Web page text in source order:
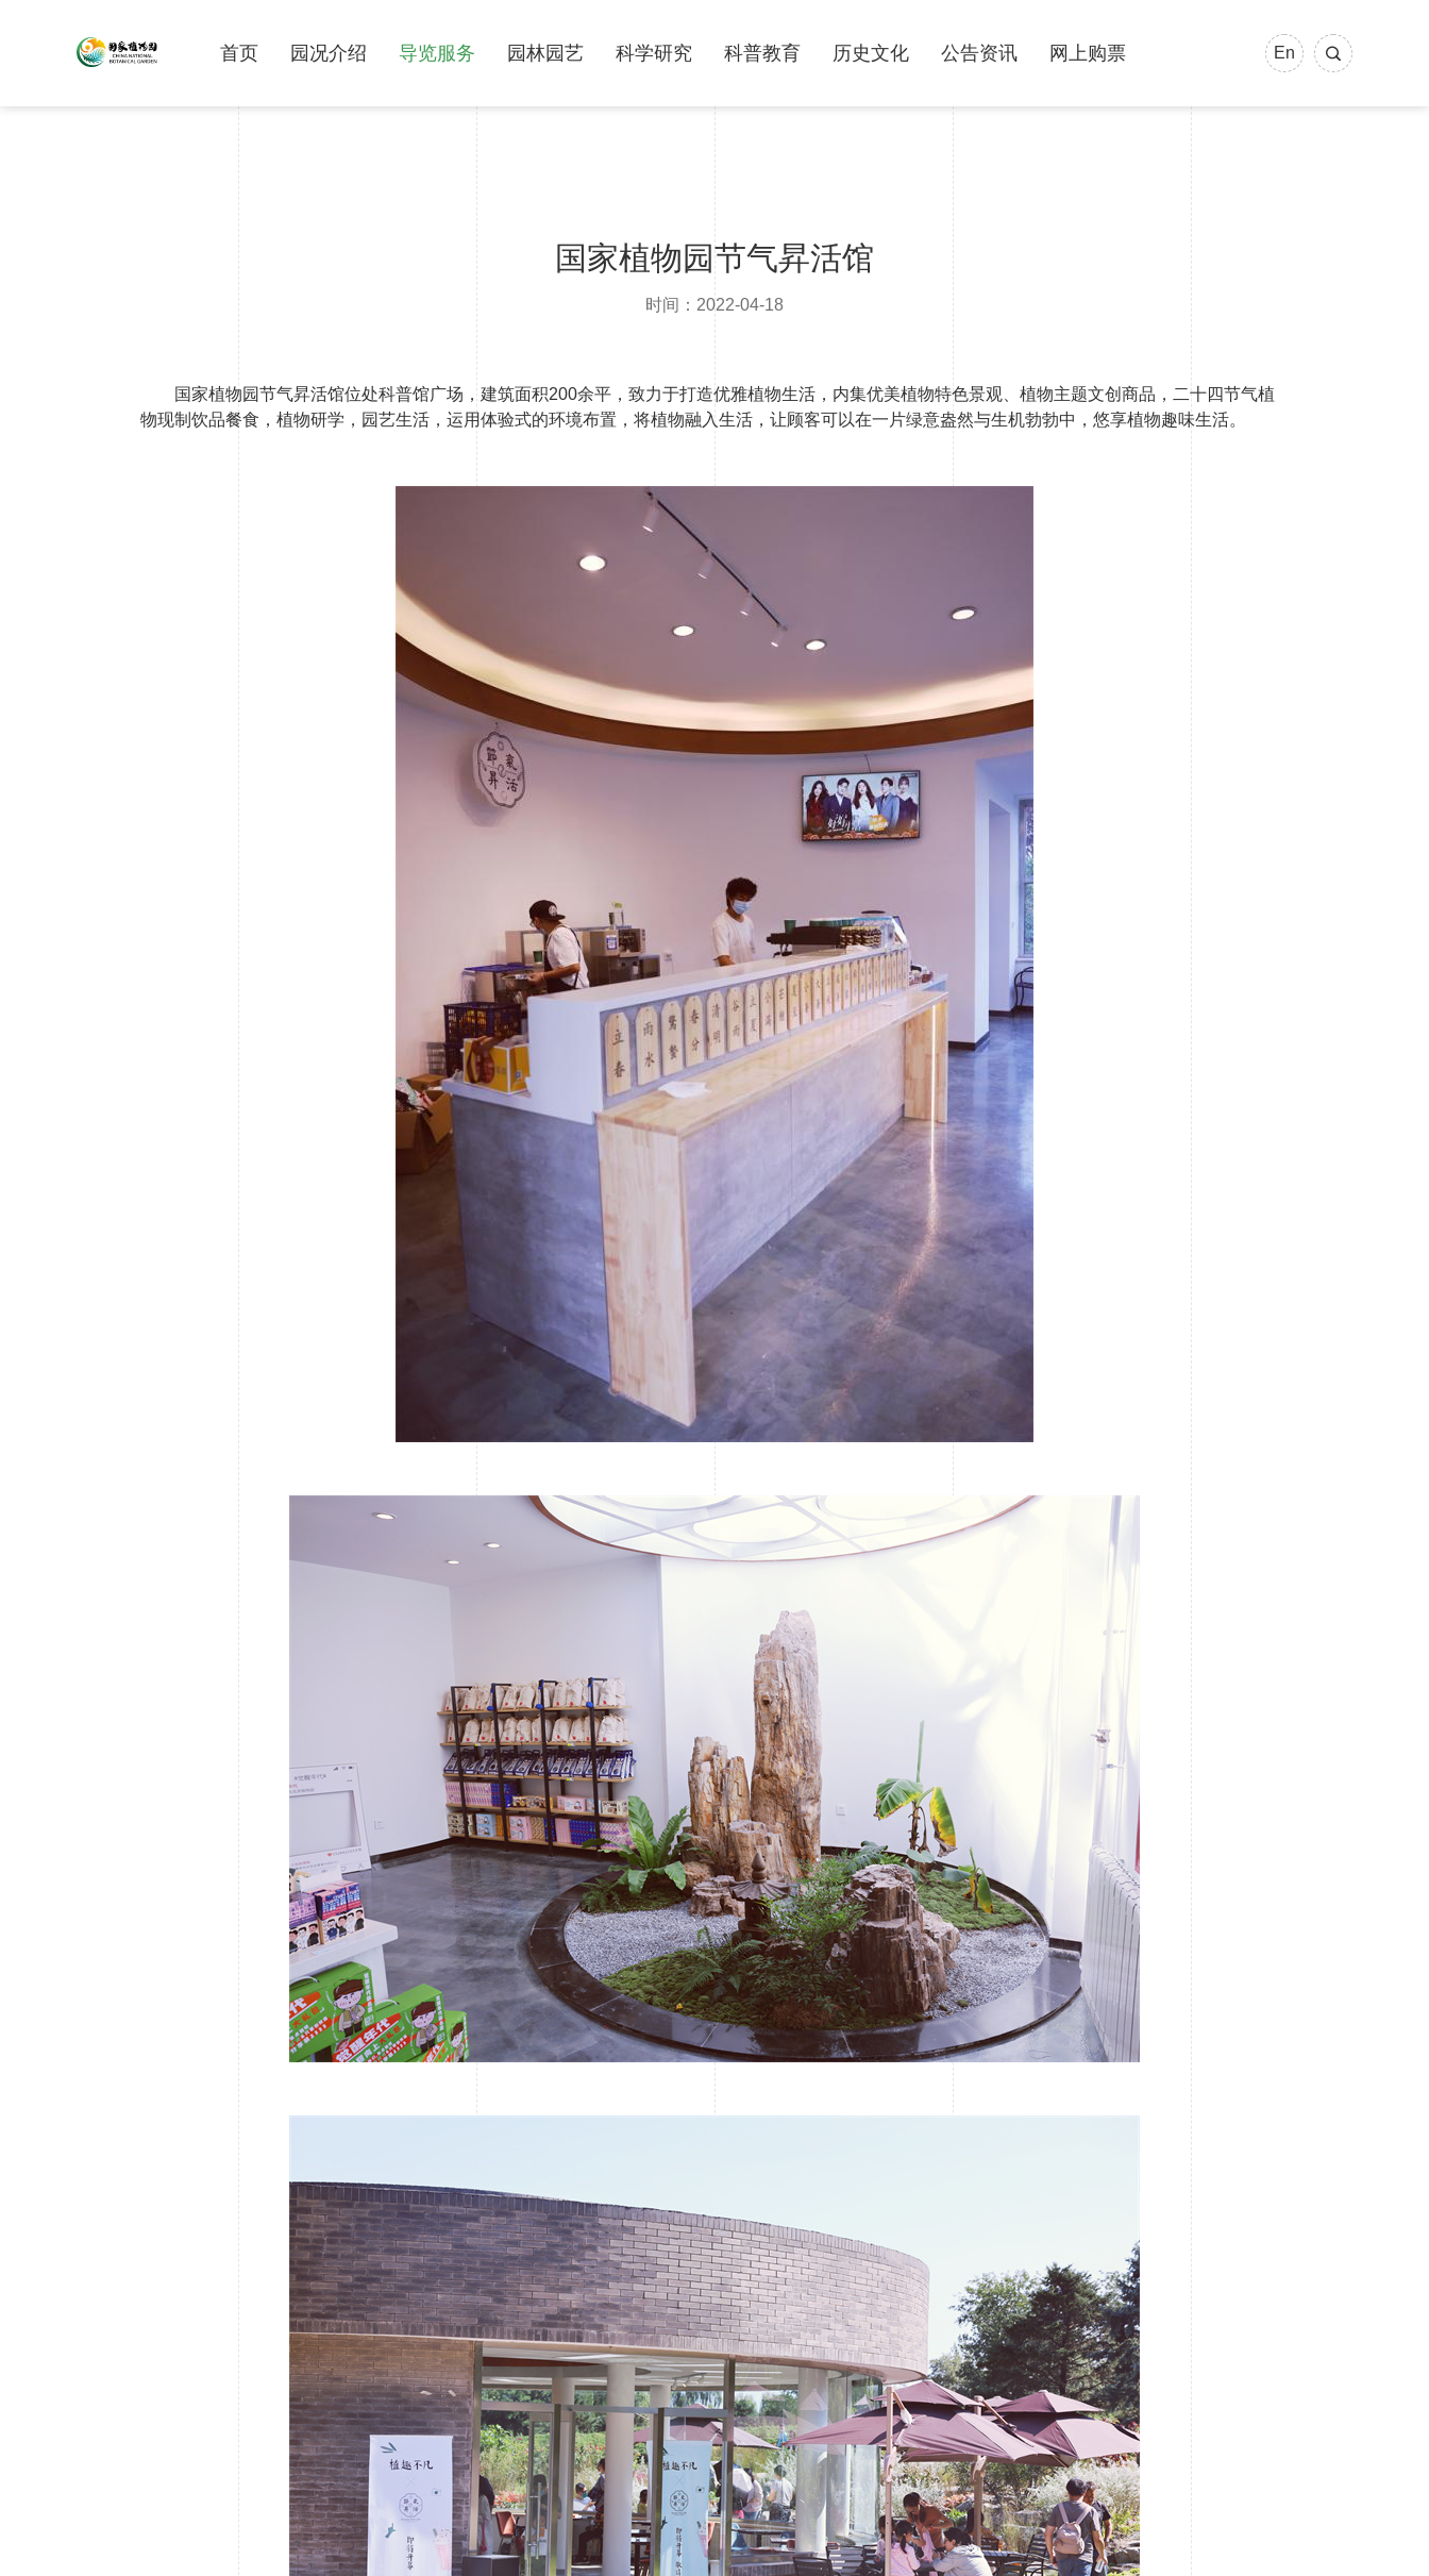
En
首页 园况介绍 导览服务 园林园艺 科学研究 科普教育 历史文化 公告资讯 网上购票
国家植物园节气昇活馆
时间：2022-04-18
国家植物园节气昇活馆位处科普馆广场，建筑面积200余平，致力于打造优雅植物生活，内集优美植物特色景观、植物主题文创商品，二十四节气植
物现制饮品餐食，植物研学，园艺生活，运用体验式的环境布置，将植物融入生活，让顾客可以在一片绿意盎然与生机勃勃中，悠享植物趣味生活。